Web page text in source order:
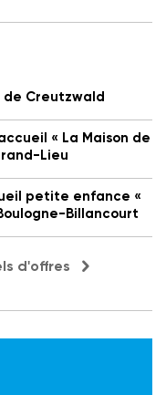
Creutzwald
« La Maison de
Lieu
petite enfance «
Billancourt
d'offres